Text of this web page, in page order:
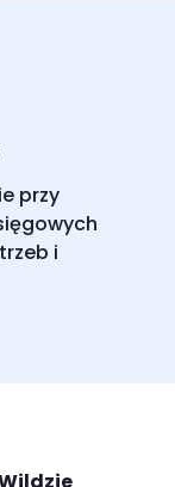
przy
i